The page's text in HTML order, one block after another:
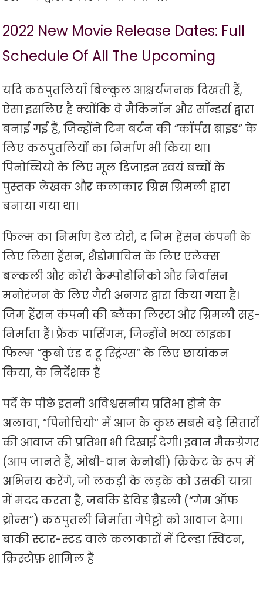
2022 New Movie Release Dates: Full
Schedule Of All The Upcoming
यदि कठपुतलियाँ बिल्कुल आश्चर्यजनक दिखती हैं,
ऐसा इसलिए है क्योंकि वे मैकिनॉन और सॉन्डर्स द्वारा
बनाई गई हैं, जिन्होंने टिम बर्टन की “कॉर्पस ब्राइड” के
लिए कठपुतलियों का निर्माण भी किया था।
पिनोच्चियो के लिए मूल डिजाइन स्वयं बच्चों के
पुस्तक लेखक और कलाकार ग्रिस ग्रिमली द्वारा
बनाया गया था।
फिल्म का निर्माण डेल टोरो, द जिम हेंसन कंपनी के
लिए लिसा हेंसन, शैडोमाचिन के लिए एलेक्स
बल्कली और कोरी कैम्पोडोनिको और निर्वासन
मनोरंजन के लिए गैरी अनगर द्वारा किया गया है।
जिम हेंसन कंपनी की ब्लैंका लिस्टा और ग्रिमली सह-
निर्माता हैं। फ्रैंक पासिंगम, जिन्होंने भव्य लाइका
फिल्म “कुबो एंड द टू स्ट्रिंग्स” के लिए छायांकन
किया, के निर्देशक हैं
पर्दे के पीछे इतनी अविश्वसनीय प्रतिभा होने के
अलावा, “पिनोचियो” में आज के कुछ सबसे बड़े सितारों
की आवाज की प्रतिभा भी दिखाई देगी। इवान मैकग्रेगर
(आप जानते हैं, ओबी-वान केनोबी) क्रिकेट के रूप में
अभिनय करेंगे, जो लकड़ी के लड़के को उसकी यात्रा
में मदद करता है, जबकि डेविड ब्रैडली (“गेम ऑफ
थ्रोन्स”) कठपुतली निर्माता गेपेट्टो को आवाज देगा।
बाकी स्टार-स्टड वाले कलाकारों में टिल्डा स्विंटन,
क्रिस्टोफ़ शामिल हैं